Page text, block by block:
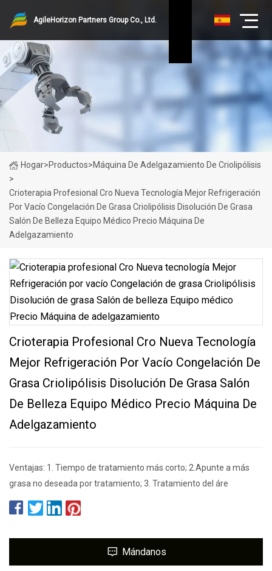
AgileHorizon Partners Group Co., Ltd.
Hogar>Productos>Máquina De Adelgazamiento De Criolipólisis
>
Crioterapia Profesional Cro Nueva Tecnología Mejor Refrigeración
Por Vacío Congelación De Grasa Criolipólisis Disolución De Grasa
Salón De Belleza Equipo Médico Precio Máquina De
Adelgazamiento
Crioterapia Profesional Cro Nueva Tecnología
Mejor Refrigeración Por Vacío Congelación De
Grasa Criolipólisis Disolución De Grasa Salón
De Belleza Equipo Médico Precio Máquina De
Adelgazamiento
Ventajas: 1. Tiempo de tratamiento más corto; 2.Apunte a más
grasa no deseada por tratamiento; 3. Tratamiento del áre
Mándanos